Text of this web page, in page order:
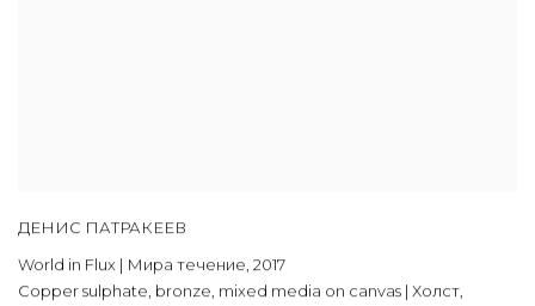
ДЕНИС ПАТРАКЕЕВ
World in Flux | Мира течение, 2017
Copper sulphate, bronze, mixed media on canvas | Холст,